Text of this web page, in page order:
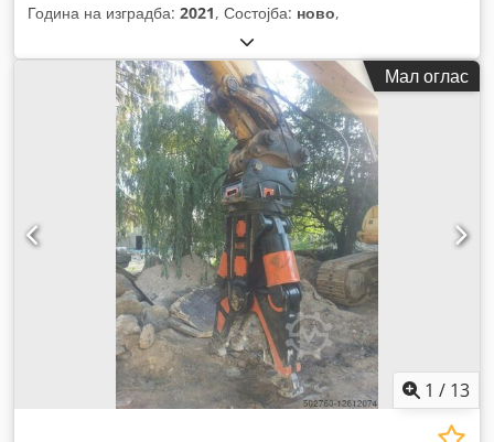
Година на изградба: 2021, Состојба: ново,
Мал оглас
1 / 13